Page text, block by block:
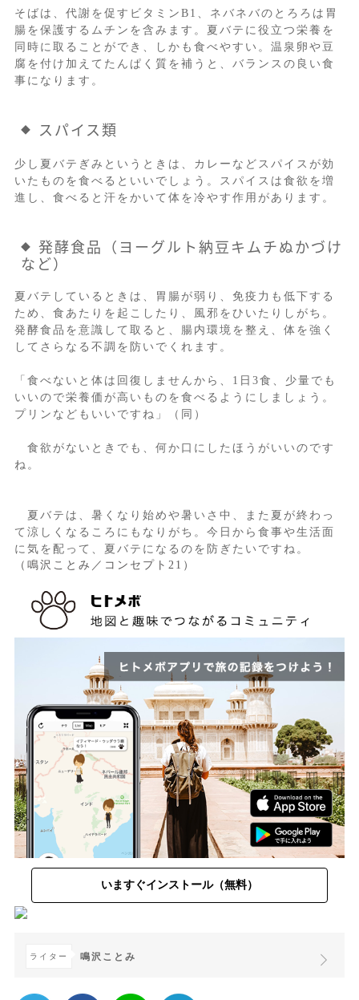
そばは、代謝を促すビタミンB1、ネバネバのとろろは胃
腸を保護するムチンを含みます。夏バテに役立つ栄養を
同時に取ることができ、しかも食べやすい。温泉卵や豆
腐を付け加えてたんぱく質を補うと、バランスの良い食
事になります。
スパイス類
少し夏バテぎみというときは、カレーなどスパイスが効
いたものを食べるといいでしょう。スパイスは食欲を増
進し、食べると汗をかいて体を冷やす作用があります。
発酵食品（ヨーグルト納豆キムチぬかづけ
など）
夏バテしているときは、胃腸が弱り、免疫力も低下する
ため、食あたりを起こしたり、風邪をひいたりしがち。
発酵食品を意識して取ると、腸内環境を整え、体を強く
してさらなる不調を防いでくれます。
「食べないと体は回復しませんから、1日3食、少量でも
いいので栄養価が高いものを食べるようにしましょう。
プリンなどもいいですね」（同）
食欲がないときでも、何か口にしたほうがいいのです
ね。
夏バテは、暑くなり始めや暑いさ中、また夏が終わっ
て涼しくなるころにもなりがち。今日から食事や生活面
に気を配って、夏バテになるのを防ぎたいですね。
（鳴沢ことみ／コンセプト21）
いますぐインストール（無料）
ライター 鳴沢ことみ